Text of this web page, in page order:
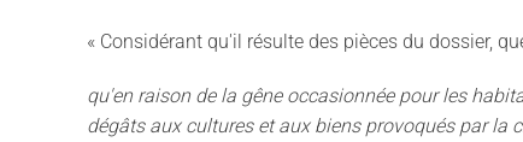
« Considérant qu'il résulte des pièces du dossier,
qu'en raison de la gêne occasionnée pour les
dégâts aux cultures et aux biens provoqués par la